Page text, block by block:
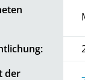
der